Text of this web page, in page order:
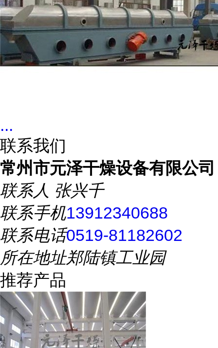
...
联系我们
常州市元泽干燥设备有限公司
联系人 张兴千
联系手机13912340688
联系电话0519-81182602
所在地址郑陆镇工业园
推荐产品